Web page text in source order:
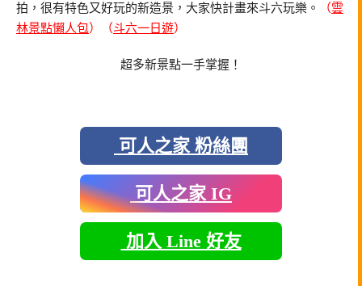
拍，很有特色又好玩的新造景，大家快計畫來斗六玩樂。
（雲
林景點懶人包）（斗六一日遊）
超多新景點一手掌握！
可人之家 粉絲團
可人之家 IG
加入 Line 好友